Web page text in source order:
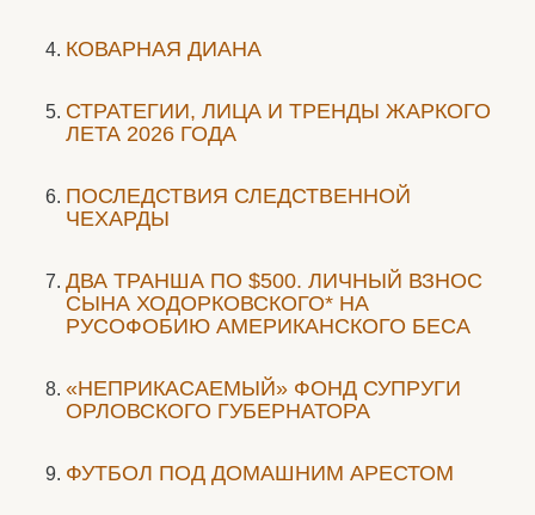
КОВАРНАЯ ДИАНА
СТРАТЕГИИ, ЛИЦА И ТРЕНДЫ ЖАРКОГО
ЛЕТА 2026 ГОДА
ПОСЛЕДСТВИЯ СЛЕДСТВЕННОЙ
ЧЕХАРДЫ
ДВА ТРАНША ПО $500. ЛИЧНЫЙ ВЗНОС
СЫНА ХОДОРКОВСКОГО* НА
РУСОФОБИЮ АМЕРИКАНСКОГО БЕСА
«НЕПРИКАСАЕМЫЙ» ФОНД СУПРУГИ
ОРЛОВСКОГО ГУБЕРНАТОРА
ФУТБОЛ ПОД ДОМАШНИМ АРЕСТОМ